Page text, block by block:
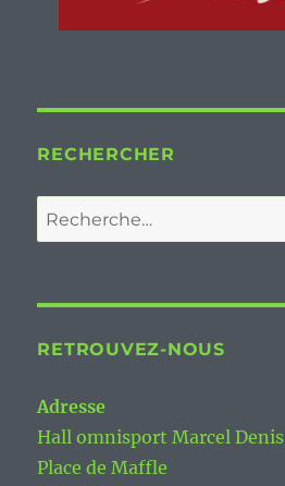
RECHERCHER
Recherche
pour :
RETROUVEZ-NOUS
Adresse
Hall omnisport Marcel Denis
Place de Maffle